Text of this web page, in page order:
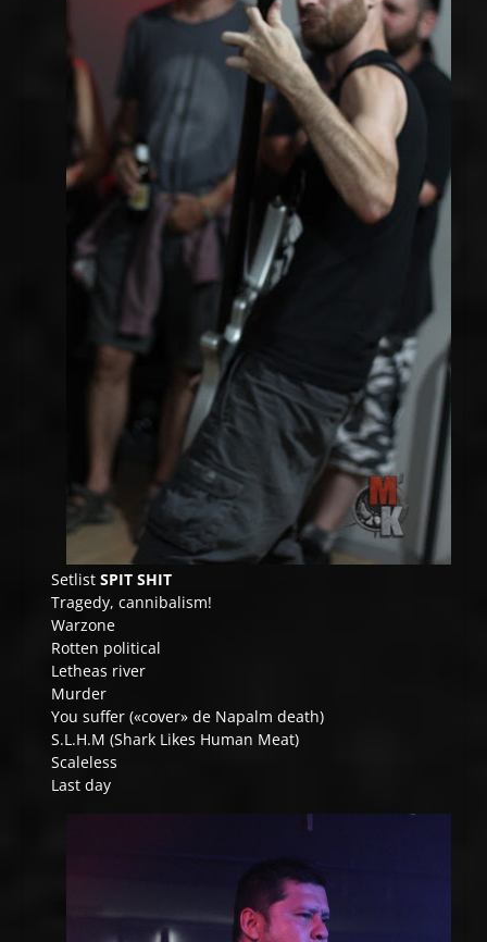
SetlistSPIT SHIT
Tragedy, cannibalism!
Warzone
Rotten political
Letheas river
Murder
You suffer («cover» de Napalm death)
S.L.H.M (Shark Likes Human Meat)
Scaleless
Last day